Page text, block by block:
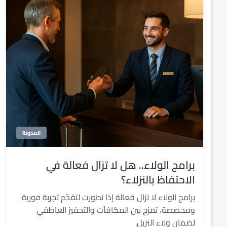
المدونة
برامج الولاء.. هل لا تزال فعالة في
الاحتفاظ بالنزلاء؟
برامج الولاء لا تزال فعالة إذا تطورت لتقدّم تجربة فورية
ومخصصة، تمزج بين المكافآت والتحفيز العاطفي
لضمان ولاء النزيل.